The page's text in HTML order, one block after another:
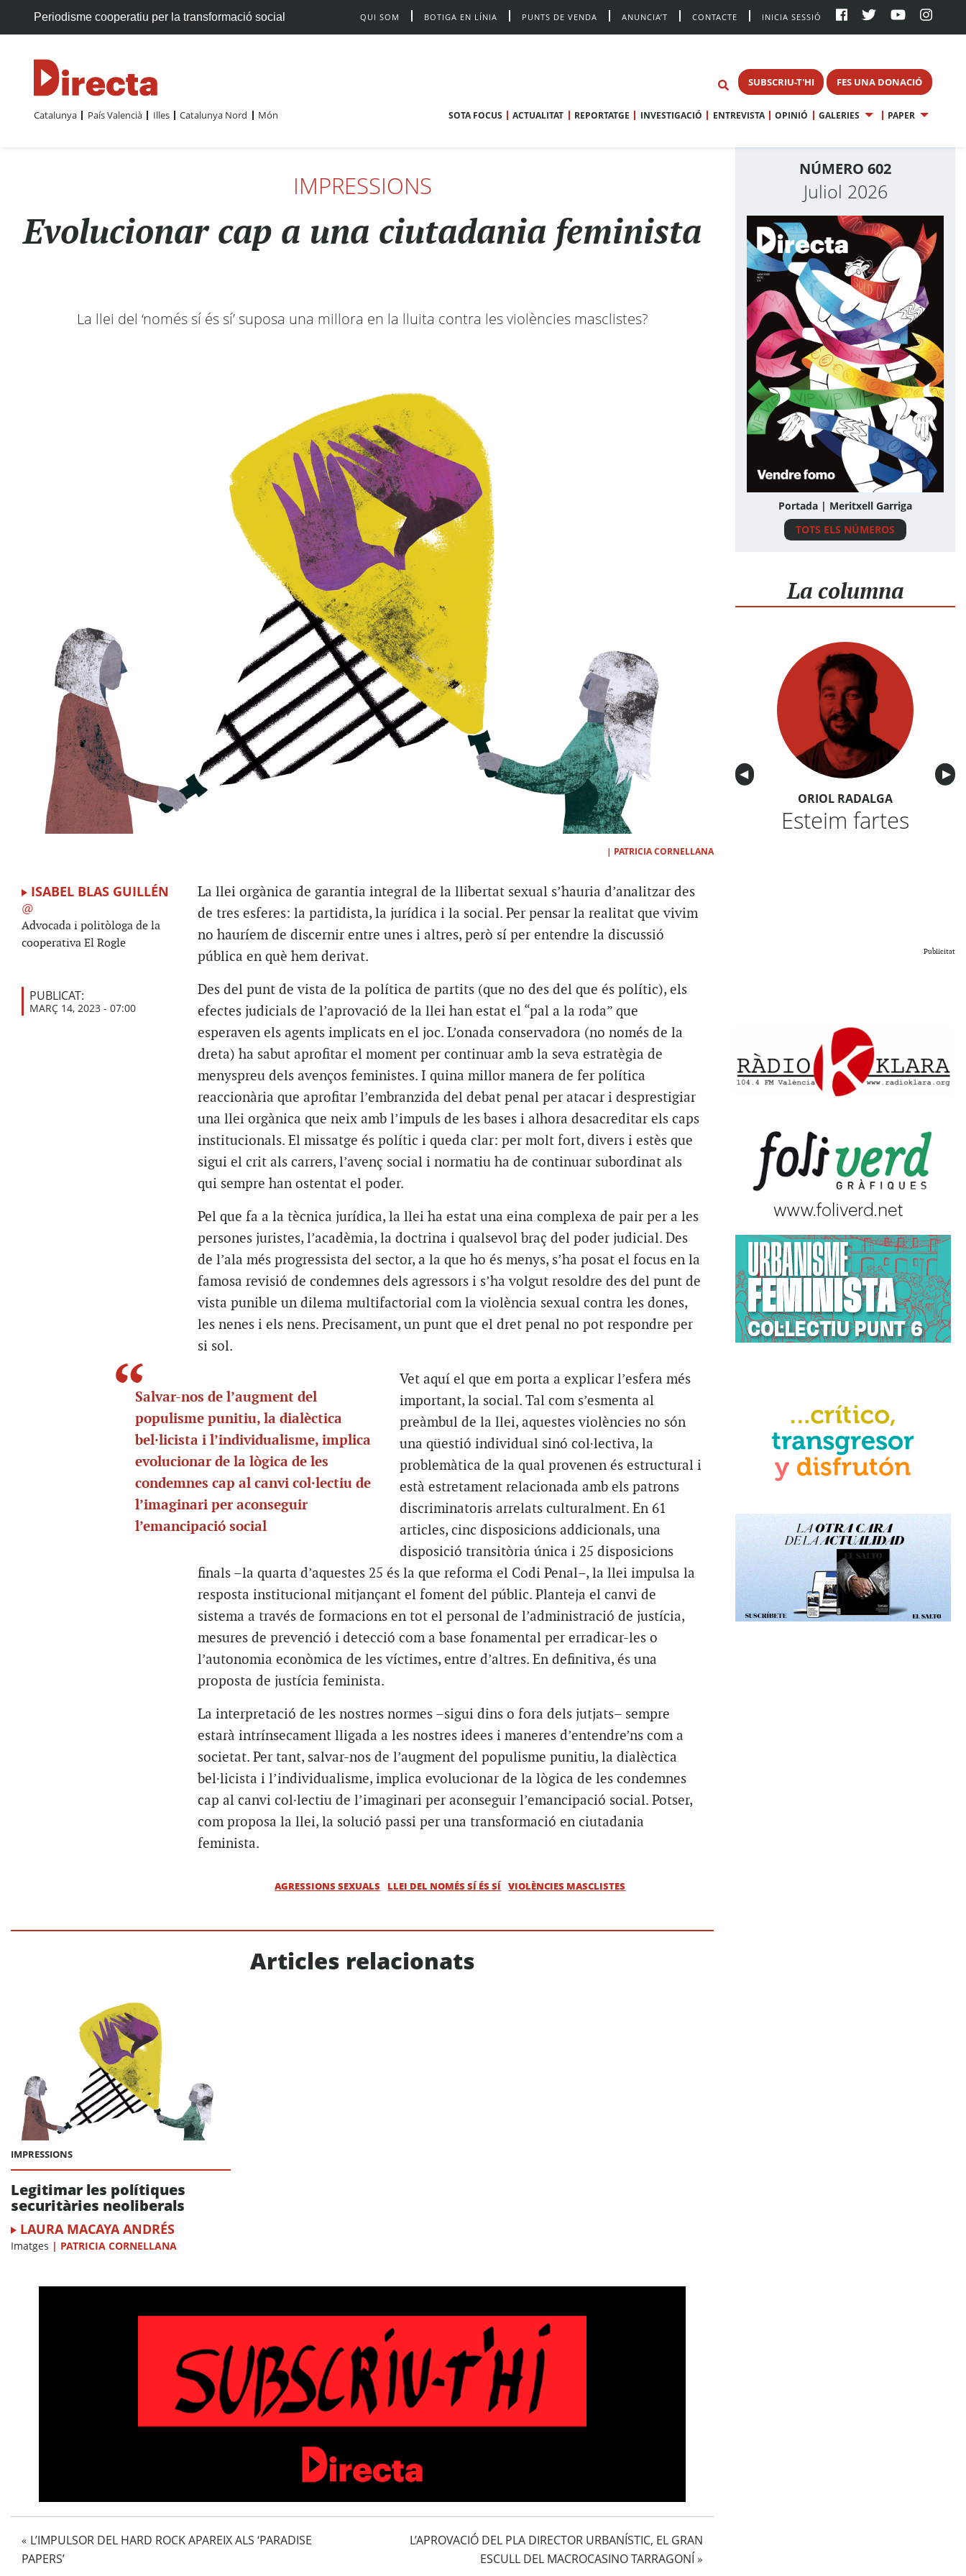
Periodisme cooperatiu per la transformació social QUI SOM BOTIGA EN LÍNIA PUNTS DE VENDA ANUNCIA’T CONTACTE INICIA SESSIÓ
SUBSCRIU-T'HI FES UNA DONACIÓ
Catalunya País Valencià Illes Catalunya Nord Món SOTA FOCUS ACTUALITAT REPORTATGE INVESTIGACIÓ ENTREVISTA OPINIÓ GALERIES PAPER
IMPRESSIONS
Evolucionar cap a una ciutadania feminista
La llei del ‘només sí és sí’ suposa una millora en la lluita contra les violències masclistes?
| PATRICIA CORNELLANA
ISABEL BLAS GUILLÉN
Advocada i politòloga de la
cooperativa El Rogle
PUBLICAT:
MARÇ 14, 2023 - 07:00
La llei orgànica de garantia integral de la llibertat sexual s’hauria d’analitzar des
de tres esferes: la partidista, la jurídica i la social. Per pensar la realitat que vivim
no hauríem de discernir entre unes i altres, però sí per entendre la discussió
pública en què hem derivat.
Des del punt de vista de la política de partits (que no des del que és polític), els
efectes judicials de l’aprovació de la llei han estat el “pal a la roda” que
esperaven els agents implicats en el joc. L’onada conservadora (no només de la
dreta) ha sabut aprofitar el moment per continuar amb la seva estratègia de
menyspreu dels avenços feministes. I quina millor manera de fer política
reaccionària que aprofitar l’embranzida del debat penal per atacar i desprestigiar
una llei orgànica que neix amb l’impuls de les bases i alhora desacreditar els caps
institucionals. El missatge és polític i queda clar: per molt fort, divers i estès que
sigui el crit als carrers, l’avenç social i normatiu ha de continuar subordinat als
qui sempre han ostentat el poder.
Pel que fa a la tècnica jurídica, la llei ha estat una eina complexa de pair per a les
persones juristes, l’acadèmia, la doctrina i qualsevol braç del poder judicial. Des
de l’ala més progressista del sector, a la que ho és menys, s’ha posat el focus en la
famosa revisió de condemnes dels agressors i s’ha volgut resoldre des del punt de
vista punible un dilema multifactorial com la violència sexual contra les dones,
les nenes i els nens. Precisament, un punt que el dret penal no pot respondre per
si sol.
Salvar-nos de l’augment del
populisme punitiu, la dialèctica
bel·licista i l’individualisme, implica
evolucionar de la lògica de les
condemnes cap al canvi col·lectiu de
l’imaginari per aconseguir
l’emancipació social
Vet aquí el que em porta a explicar l’esfera més
important, la social. Tal com s’esmenta al
preàmbul de la llei, aquestes violències no són
una qüestió individual sinó col·lectiva, la
problemàtica de la qual provenen és estructural i
està estretament relacionada amb els patrons
discriminatoris arrelats culturalment. En 61
articles, cinc disposicions addicionals, una
disposició transitòria única i 25 disposicions
finals –la quarta d’aquestes 25 és la que reforma el Codi Penal–, la llei impulsa la
resposta institucional mitjançant el foment del públic. Planteja el canvi de
sistema a través de formacions en tot el personal de l’administració de justícia,
mesures de prevenció i detecció com a base fonamental per erradicar-les o
l’autonomia econòmica de les víctimes, entre d’altres. En definitiva, és una
proposta de justícia feminista.
La interpretació de les nostres normes –sigui dins o fora dels jutjats– sempre
estarà intrínsecament lligada a les nostres idees i maneres d’entendre’ns com a
societat. Per tant, salvar-nos de l’augment del populisme punitiu, la dialèctica
bel·licista i l’individualisme, implica evolucionar de la lògica de les condemnes
cap al canvi col·lectiu de l’imaginari per aconseguir l’emancipació social. Potser,
com proposa la llei, la solució passi per una transformació en ciutadania
feminista.
AGRESSIONS SEXUALS LLEI DEL NOMÉS SÍ ÉS SÍ VIOLÈNCIES MASCLISTES
Articles relacionats
IMPRESSIONS
Legitimar les polítiques
securitàries neoliberals
LAURA MACAYA ANDRÉS
Imatges | PATRICIA CORNELLANA
« L’IMPULSOR DEL HARD ROCK APAREIX ALS ‘PARADISE
PAPERS’
L’APROVACIÓ DEL PLA DIRECTOR URBANÍSTIC, EL GRAN
ESCULL DEL MACROCASINO TARRAGONÍ »
NÚMERO 602
Juliol 2026
Portada | Meritxell Garriga
TOTS ELS NÚMEROS
La columna
Anterior
◀︎ ▶︎
ORIOL RADALGA
Esteim fartes
Publicitat